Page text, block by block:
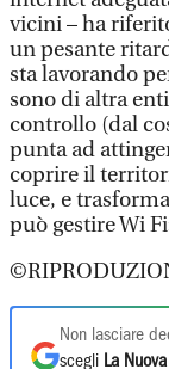
vicini – ha
un pesante
sta lavorando
sono di altra
controllo (dal
punta ad
coprire il
luce, e
può gestire Wi
Non lasciare
scegli La